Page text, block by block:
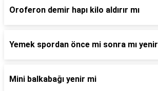
Oroferon demir hapı kilo aldırır mı
Yemek spordan önce mi sonra mı yenir
Mini balkabağı yenir mi